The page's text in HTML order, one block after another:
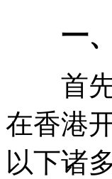
一、
首先
在香港
以下诸